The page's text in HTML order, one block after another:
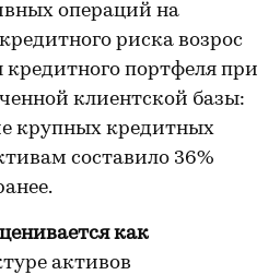
операций на
риска возрос
кредитного портфеля при
клиентской базы:
крупных кредитных
составило 36%
как
активов